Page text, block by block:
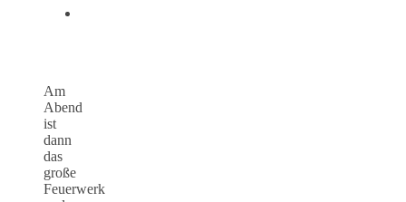
Am
Abend
ist
dann
das
große
Feuerwerk